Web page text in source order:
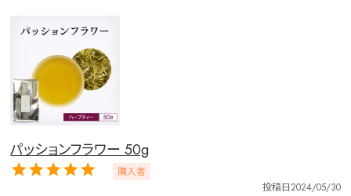
茶葉を選択
紅茶
パッションフラワー 50g
購入者
投稿日2024/05/30